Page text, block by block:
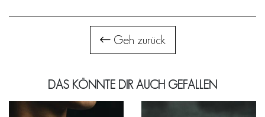
Geh zurück
DAS KÖNNTE DIR AUCH GEFALLEN